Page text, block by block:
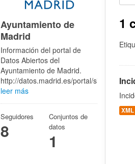
1
XML
Ayuntamiento de
Madrid
Información del portal de
Datos Abiertos del
Ayuntamiento de Madrid.
http://datos.madrid.es/portal/site/egob
leer más
Seguidores
8
Conjuntos de
datos
1